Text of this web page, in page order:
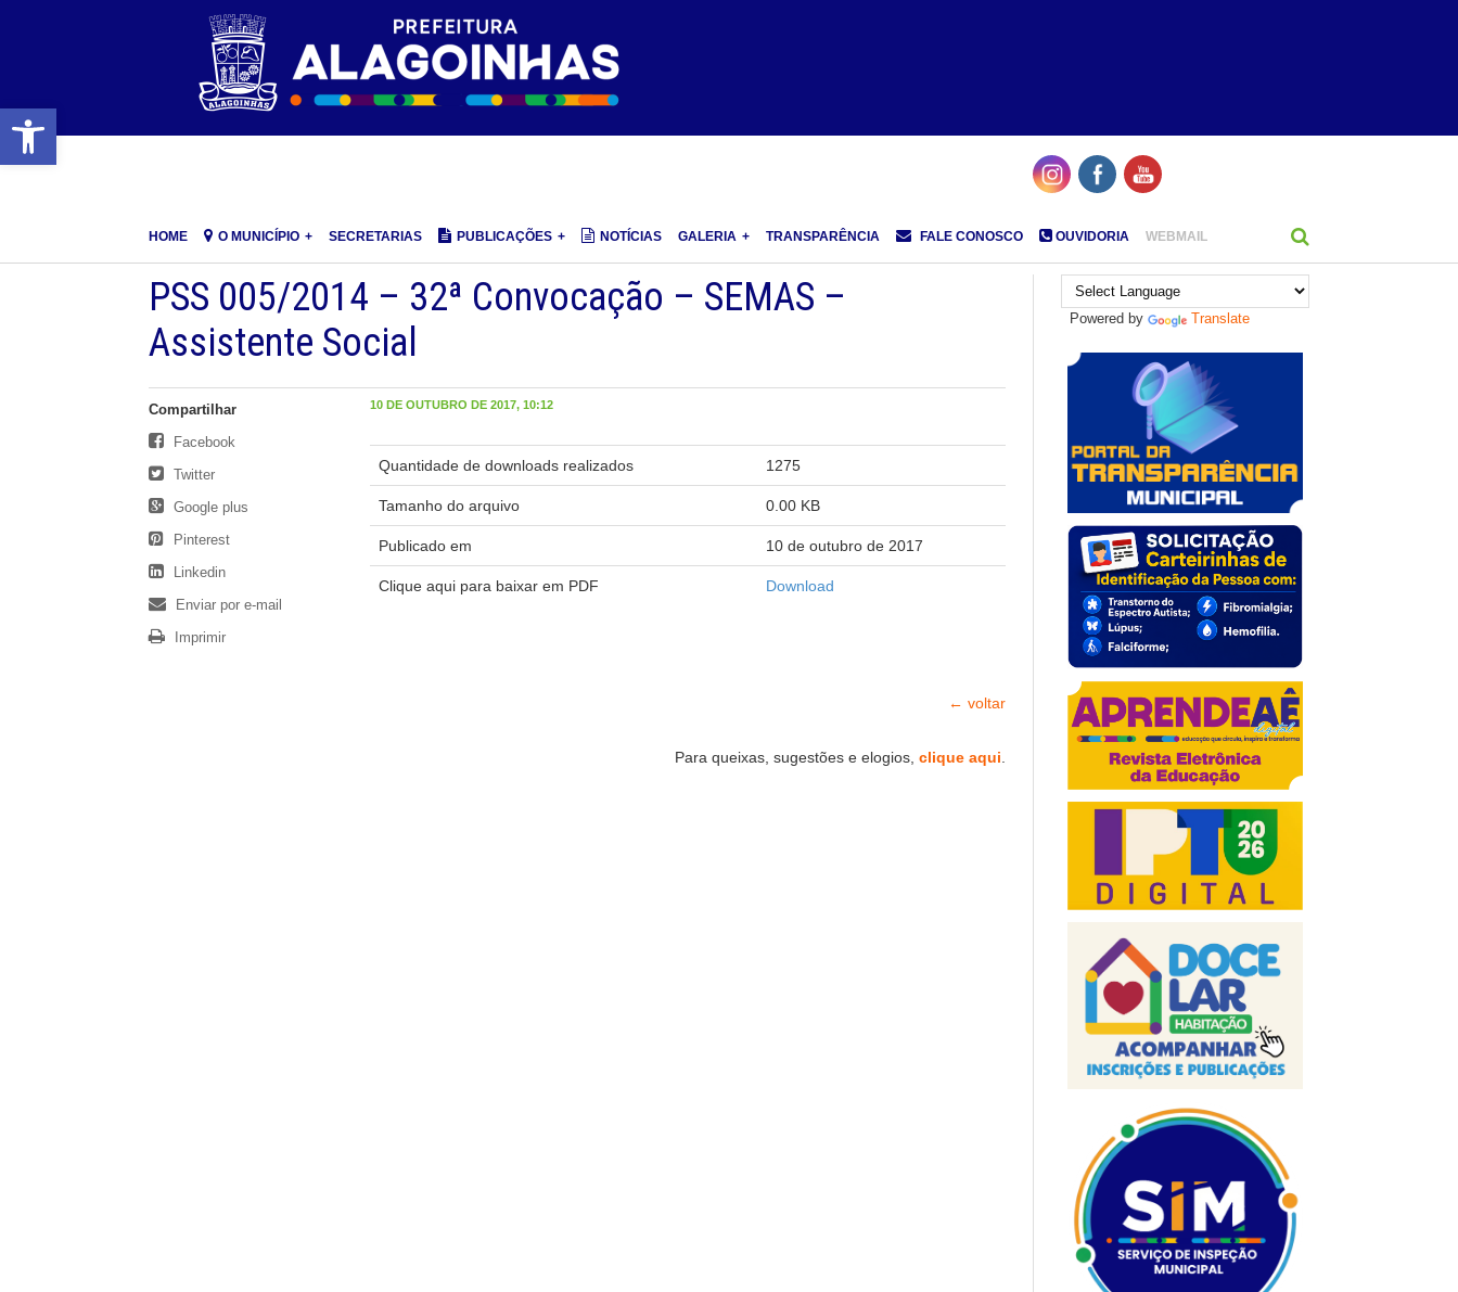
Barra de Ferramentas Aberta
HOME O MUNICÍPIO SECRETARIAS PUBLICAÇÕES NOTÍCIAS GALERIA TRANSPARÊNCIA FALE CONOSCO OUVIDORIA WEBMAIL
PSS 005/2014 – 32ª Convocação – SEMAS –
Assistente Social
10 DE OUTUBRO DE 2017, 10:12
Quantidade de downloads realizados 1275
Tamanho do arquivo 0.00 KB
Publicado em 10 de outubro de 2017
Clique aqui para baixar em PDF Download
← voltar
Para queixas, sugestões e elogios, clique aqui.
Compartilhar
Facebook
Twitter
Google plus
Pinterest
Linkedin
Enviar por e-mail
Imprimir
Powered by Translate